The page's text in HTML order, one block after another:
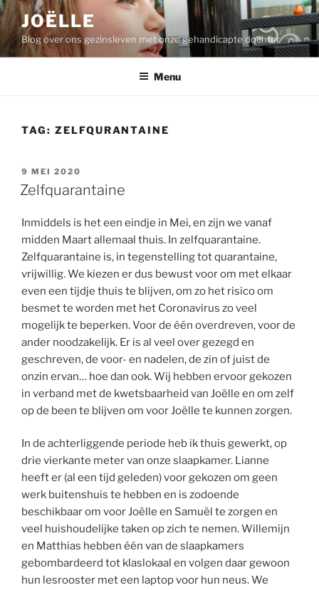
Ga
naar
de
inhoud
JOËLLE
Blog over ons gezinsleven met onze gehandicapte dochter
Menu
TAG: ZELFQURANTAINE
GEPLAATST
OP
9 MEI 2020
Zelfquarantaine
Inmiddels is het een eindje in Mei, en zijn we vanaf
midden Maart allemaal thuis. In zelfquarantaine.
Zelfquarantaine is, in tegenstelling tot quarantaine,
vrijwillig. We kiezen er dus bewust voor om met elkaar
even een tijdje thuis te blijven, om zo het risico om
besmet te worden met het Coronavirus zo veel
mogelijk te beperken. Voor de één overdreven, voor de
ander noodzakelijk. Er is al veel over gezegd en
geschreven, de voor- en nadelen, de zin of juist de
onzin ervan… hoe dan ook. Wij hebben ervoor gekozen
in verband met de kwetsbaarheid van Joëlle en om zelf
op de been te blijven om voor Joëlle te kunnen zorgen.
In de achterliggende periode heb ik thuis gewerkt, op
drie vierkante meter van onze slaapkamer. Lianne
heeft er (al een tijd geleden) voor gekozen om geen
werk buitenshuis te hebben en is zodoende
beschikbaar om voor Joëlle en Samuël te zorgen en
veel huishoudelijke taken op zich te nemen. Willemijn
en Matthias hebben één van de slaapkamers
gebombardeerd tot klaslokaal en volgen daar gewoon
hun lesrooster met een laptop voor hun neus. We